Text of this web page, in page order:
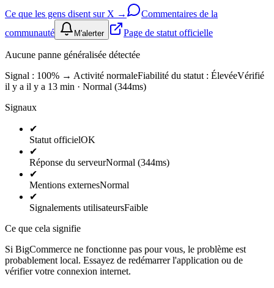
Ce que les gens disent sur X →
Commentaires de la
communauté
M'alerter Page de statut officielle
Aucune panne généralisée détectée
Signal : 100% → Activité normaleFiabilité du statut : ÉlevéeVérifié
il y a il y a 13 min · Normal (344ms)
Signaux
✔
Statut officielOK
✔
Réponse du serveurNormal (344ms)
✔
Mentions externesNormal
✔
Signalements utilisateursFaible
Ce que cela signifie
Si BigCommerce ne fonctionne pas pour vous, le problème est
probablement local. Essayez de redémarrer l'application ou de
vérifier votre connexion internet.